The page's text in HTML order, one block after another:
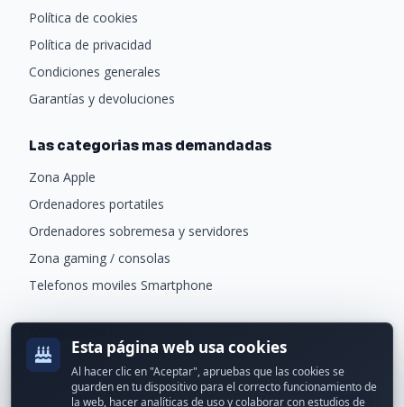
Política de cookies
Política de privacidad
Condiciones generales
Garantías y devoluciones
Las categorias mas demandadas
Zona Apple
Ordenadores portatiles
Ordenadores sobremesa y servidores
Zona gaming / consolas
Telefonos moviles Smartphone
Recibe ofertas exclusivas y novedades.
Esta página web usa cookies
Al hacer clic en "Aceptar", apruebas que las cookies se
guarden en tu dispositivo para el correcto funcionamiento de
la web, hacer analíticas de uso y colaborar con estudios de